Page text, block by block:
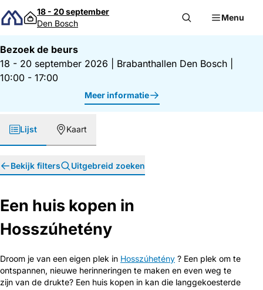
Direct naar inhoud
18 - 20 september
Den Bosch
Menu
Bezoek de beurs
18 - 20 september 2026
Brabanthallen Den Bosch
10:00 - 17:00
Meer informatie
Lijst Kaart
Bekijk filters Uitgebreid zoeken
Een huis kopen in
Hosszúhetény
Droom je van een eigen plek in Hosszúhetény ? Een plek om te
ontspannen, nieuwe herinneringen te maken en even weg te
zijn van de drukte? Een huis kopen in kan die langgekoesterde